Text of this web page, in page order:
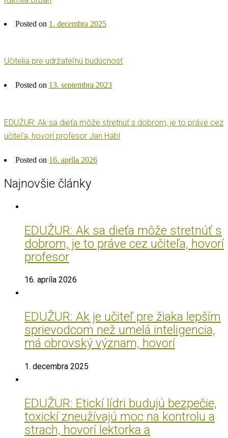
Posted on 1. decembra 2025
Učitelia pre udržateľnú budúcnosť
Posted on 13. septembra 2023
EDUŽUR: Ak sa dieťa môže stretnúť s dobrom, je to práve cez
učiteľa, hovorí profesor Jan Hábl
Posted on 16. apríla 2026
Najnovšie články
EDUŽUR: Ak sa dieťa môže stretnúť s
dobrom, je to práve cez učiteľa, hovorí
profesor
16. apríla 2026
EDUŽUR: Ak je učiteľ pre žiaka lepším
sprievodcom než umelá inteligencia,
má obrovský význam, hovorí
1. decembra 2025
EDUŽUR: Etickí lídri budujú bezpečie,
toxickí zneužívajú moc na kontrolu a
strach, hovorí lektorka a